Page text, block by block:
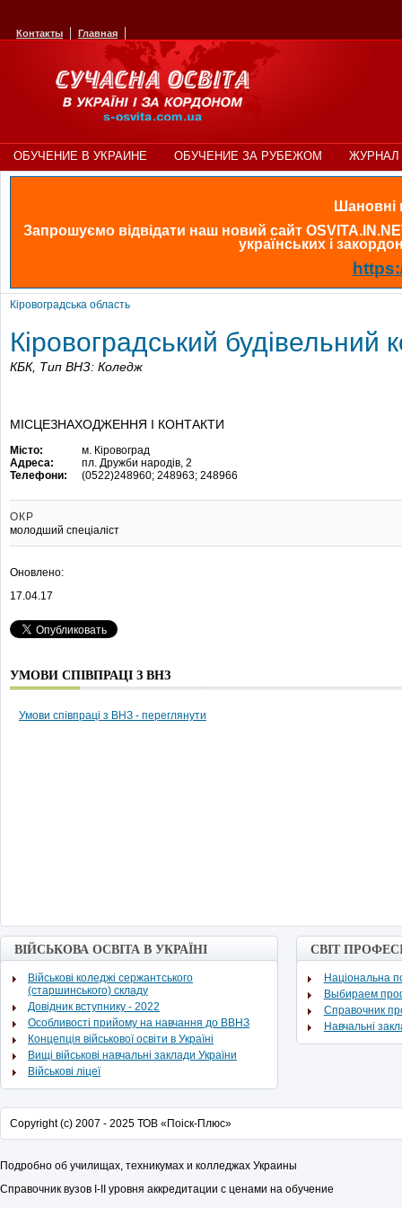
Контакты Главная
ОБУЧЕНИЕ В УКРАИНЕ ОБУЧЕНИЕ ЗА РУБЕЖОМ ЖУРНАЛ
Шановні
Запрошуємо відвідати наш новий сайт
українських і
Кіровоградська область
Кіровоградський будівельний
КБК, Тип ВНЗ: Коледж
МІСЦЕЗНАХОДЖЕННЯ І КОНТАКТИ
Місто:
м. Кіровоград
Адреса:
пл. Дружби народів, 2
Телефони:
(0522)248960; 248963; 248966
ОКР
молодший спеціаліст
Оновлено:
17.04.17
УМОВИ СПІВПРАЦІ З ВНЗ
Умови співпраці з ВНЗ - переглянути
ВІЙСЬКОВА ОСВІТА В УКРАЇНІ
Військові коледжі сержантського
(старшинського) складу
Довідник вступнику - 2022
Особливості прийому на навчання до ВВНЗ
Концепція військової освіти в Україні
Вищі військові навчальні заклади України
Військові ліцеї
СВІТ
Національна
Выбираем
Cправочник
Навчальні
Copyright (c) 2007 - 2025 ТОВ «Поіск-Плюс»
Подробно об училищах, техникумах и колледжах Украины
Справочник вузов -
уровня аккредитации с ценами на обучение